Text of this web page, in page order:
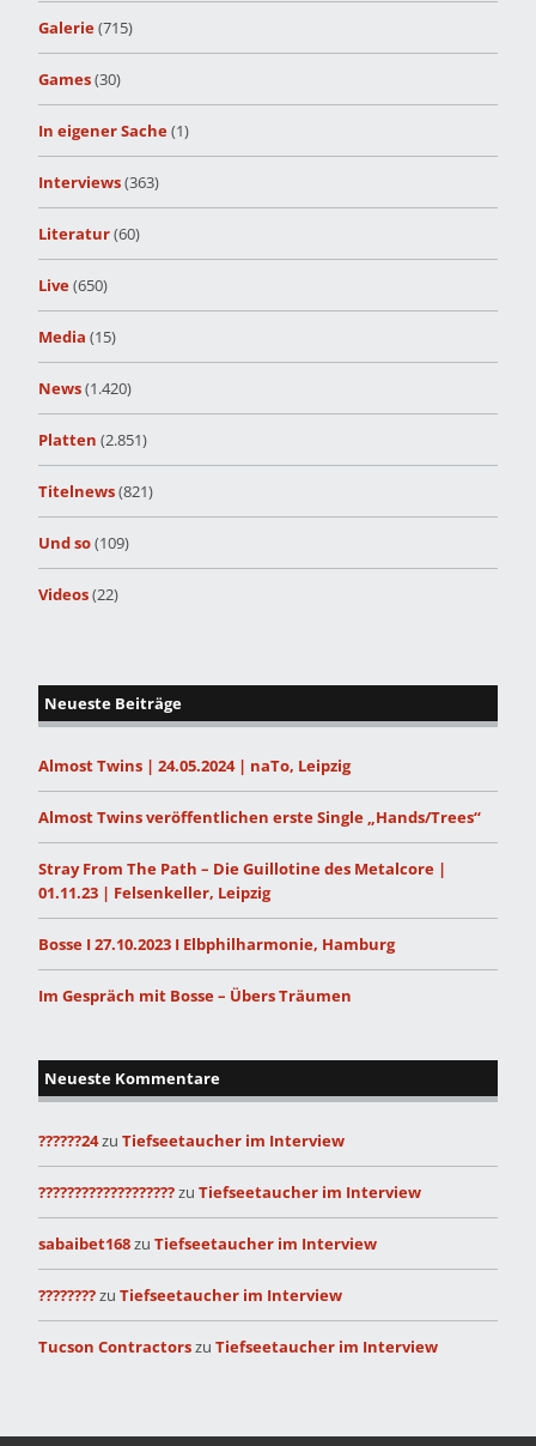
Galerie(715)
Games(30)
In eigener Sache(1)
Interviews(363)
Literatur(60)
Live(650)
Media (15)
News(1.420)
Platten (2.851)
Titelnews(821)
Und so(109)
Videos(22)
Neueste Beiträge
Almost Twins | 24.05.2024 | naTo, Leipzig
Almost Twins veröffentlichen erste Single „Hands/Trees“
Stray From The Path – Die Guillotine des Metalcore |
01.11.23 | Felsenkeller, Leipzig
Bosse I 27.10.2023 I Elbphilharmonie, Hamburg
Im Gespräch mit Bosse – Übers Träumen
Neueste Kommentare
??????24zu Tiefseetaucher im Interview
???????????????????zu Tiefseetaucher im Interview
sabaibet168zu Tiefseetaucher im Interview
????????zu Tiefseetaucher im Interview
Tucson Contractorszu Tiefseetaucher im Interview